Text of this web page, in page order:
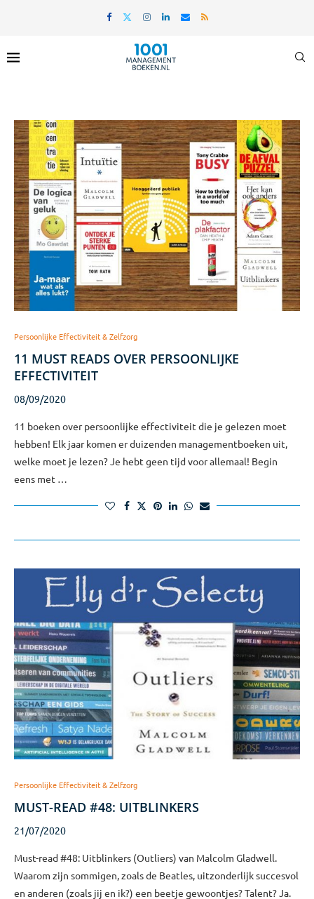
Persoonlijke Effectiviteit & Zelfzorg
11 MUST READS OVER PERSOONLIJKE
EFFECTIVITEIT
08/09/2020
11 boeken over persoonlijke effectiviteit die je gelezen moet
hebben! Elk jaar komen er duizenden managementboeken uit,
welke moet je lezen? Je hebt geen tijd voor allemaal! Begin
eens met …
Persoonlijke Effectiviteit & Zelfzorg
MUST-READ #48: UITBLINKERS
21/07/2020
Must-read #48: Uitblinkers (Outliers) van Malcolm Gladwell.
Waarom zijn sommigen, zoals de Beatles, uitzonderlijk succesvol
en anderen (zoals jij en ik?) een beetje gewoontjes? Talent? Ja.